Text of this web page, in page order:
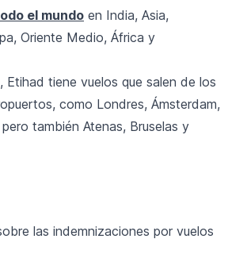
el mundo en India, Asia,
Oriente Medio, África y
Etihad tiene vuelos que salen de los
como Londres, Ámsterdam,
también Atenas, Bruselas y
las indemnizaciones por vuelos